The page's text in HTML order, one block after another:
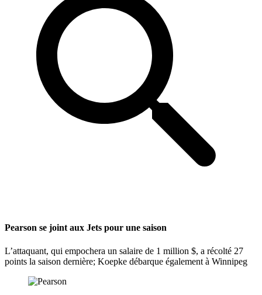
Pearson se joint aux Jets pour une saison
L’attaquant, qui empochera un salaire de 1 million $, a récolté 27
points la saison dernière; Koepke débarque également à Winnipeg